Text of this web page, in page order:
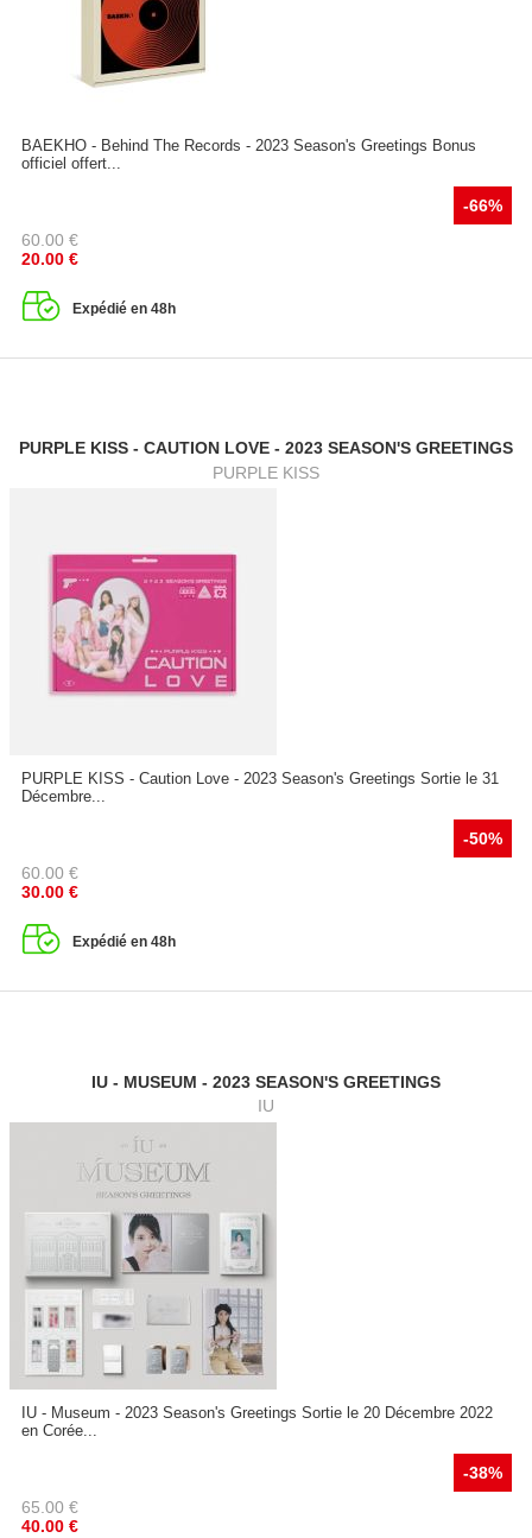
BAEKHO - Behind The Records - 2023 Season's Greetings Bonus
officiel offert...
-66%
60.00 €
20.00 €
Expédié en 48h
PURPLE KISS - CAUTION LOVE - 2023 SEASON'S GREETINGS
PURPLE KISS
PURPLE KISS - Caution Love - 2023 Season's Greetings Sortie le 31
Décembre...
-50%
60.00 €
30.00 €
Expédié en 48h
IU - MUSEUM - 2023 SEASON'S GREETINGS
IU
IU - Museum - 2023 Season's Greetings Sortie le 20 Décembre 2022
en Corée...
-38%
65.00 €
40.00 €